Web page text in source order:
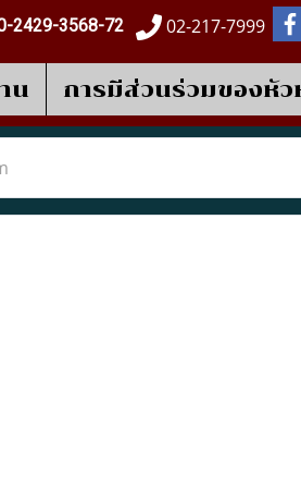
2429-3568-72 02-217-7999
น การมีส่วนร่วมของหัว